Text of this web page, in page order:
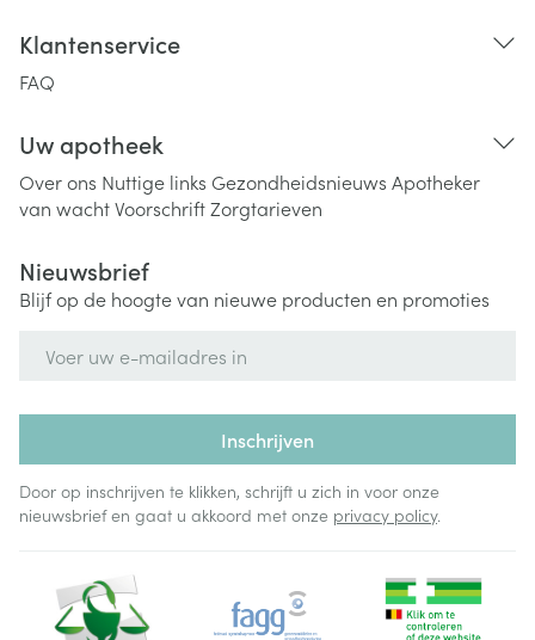
Klantenservice
FAQ
Uw apotheek
Over ons Nuttige links Gezondheidsnieuws Apotheker
van wachtVoorschriftZorgtarieven
Nieuwsbrief
Blijf op de hoogte van nieuwe producten en promoties
Inschrijven
Door op inschrijven te klikken, schrijft u zich in voor onze
nieuwsbrief en gaat u akkoord met onze privacy policy.